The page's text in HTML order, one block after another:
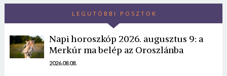
LEGUTÓBBI POSZTOK
Napi horoszkóp 2026. augusztus 9: a
Merkúr ma belép az Oroszlánba
2026.08.08.